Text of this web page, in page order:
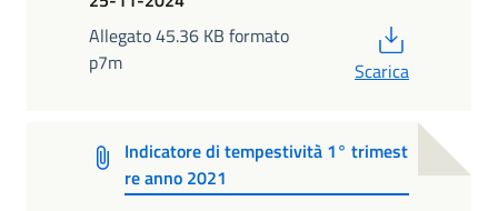
Allegato 45.36 KB formato
p7m
Scarica
Indicatore di tempestività 1° trimest
re anno 2021